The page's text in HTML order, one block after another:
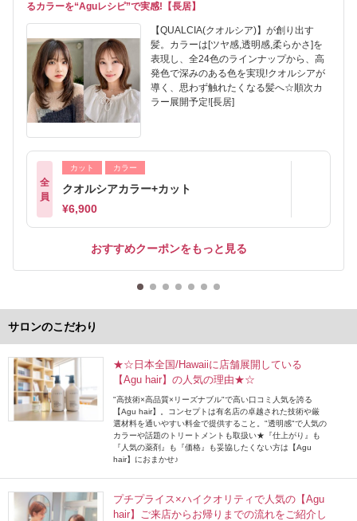
るカラーを“Aguレシピ”で実感!【長居】
【QUALCIA(クオルシア)】が創り出す
髪。カラーは[ツヤ感,透明感,柔らかさ]を
表現し、全24色のラインナップから、高
発色で深みのある色を実現!クオルシアが
導く、思わず触れたくなる髪へ☆順次カ
ラー展開予定![長居]
全
員
カット カラー
クオルシアカラー+カット
¥6,900
おすすめクーポンをもっと見る
サロンのこだわり
★☆日本全国/Hawaiiに店舗展開している
【Agu hair】の人気の理由★☆
"高技術×高品質×リーズナブル"で高い口コミ人気を誇る
【Agu hair】。コンセプトは有名店の卓越された技術や厳
選材料を通いやすい料金で提供すること。"透明感"で人気の
カラーや話題のトリートメントも取扱い★『仕上がり』も
『人気の薬剤』も『価格』も妥協したくない方は【Agu
hair】におまかせ♪
プチプライス×ハイクオリティで人気の【Agu
hair】ご来店からお帰りまでの流れをご紹介し